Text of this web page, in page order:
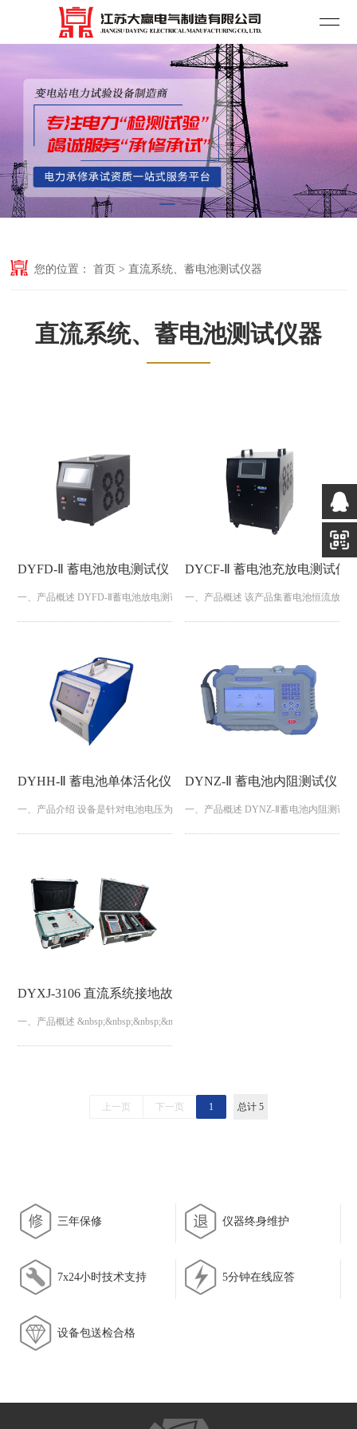
您的位置：首页 >直流系统、蓄电池测试仪器
直流系统、蓄电池测试仪器
DYFD-Ⅱ 蓄电池放电测试仪
一、产品概述 DYFD-Ⅱ蓄电池放电测试仪是专门针对蓄电池组进行核对性放电
放电参数设定完成后，自动完成整个恒流放电过程。完全实现智...
DYCF-Ⅱ 蓄电池充放电测试仪
一、产品概述 该产品集蓄电池恒流放电
DYHH-Ⅱ 蓄电池单体活化仪
一、产品介绍 设备是针对电池电压为2V、6V或12V，因极板硫化结晶造成容量
验，三阶段自动充电，或设置多个循环周期对电池作多...
DYNZ-Ⅱ 蓄电池内阻测试仪
一、产品概述 DYNZ-Ⅱ蓄电池内阻测试
删除和导出。上位机软件对测试的数据
DYXJ-3106 直流系统接地故障测试仪
一、产品概述 &nbsp;&nbsp;&nbsp;&nbsp;DYXJ-3106直流系统接地故障测试
优越性；对于接地点位置的断定，它们更是拥有准确的判断力，每次检测...
上一页 下一页 1 总计 5
三年保修 仪器终身维护
7x24小时技术支持 5分钟在线应答
设备包送检合格